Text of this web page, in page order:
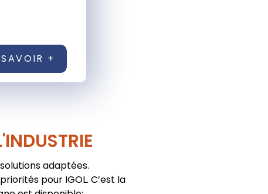
+
adaptées.
pour IGOL. C’est la